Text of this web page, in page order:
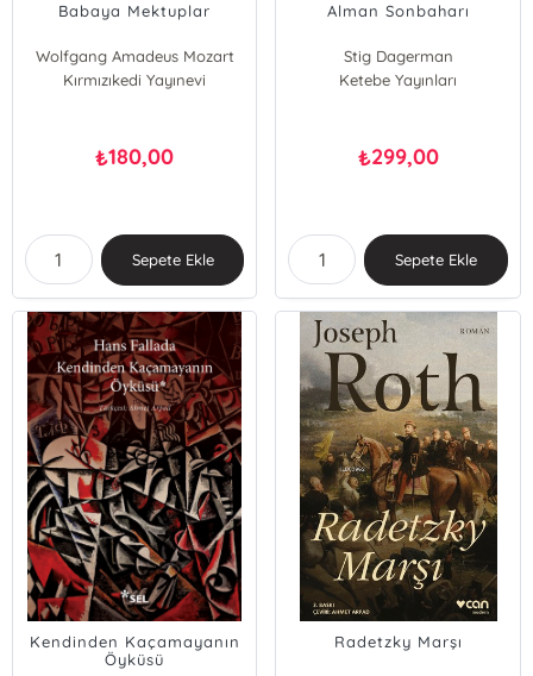
Babaya Mektuplar
Wolfgang Amadeus Mozart
Kırmızıkedi Yayınevi
₺180,00
Sepete Ekle
Alman Sonbaharı
Stig Dagerman
Ketebe Yayınları
₺299,00
Sepete Ekle
Kendinden Kaçamayanın
Öyküsü
Radetzky Marşı